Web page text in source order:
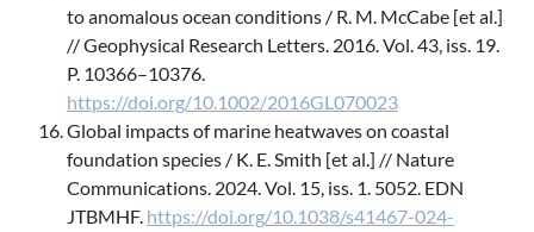
to anomalous ocean conditions / R. M. McCabe [et al.]
// Geophysical Research Letters. 2016. Vol. 43, iss. 19.
P. 10366–10376.
https://doi.org/10.1002/2016GL070023
Global impacts of marine heatwaves on coastal
foundation species / K. E. Smith [et al.] // Nature
Communications. 2024. Vol. 15, iss. 1. 5052. EDN
JTBMHF. https://doi.org/10.1038/s41467-024-